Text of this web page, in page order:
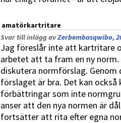
amatörkartritare
Svar till inlägg avZerbembasqwibo,
Jag föreslår inte att kartritare
arbetet att ta fram en ny
diskutera normförslag. Genom
förslaget är bra. Det kan
förbättringar som inte
anser att den nya normen är
fortsätter att rita efter egna